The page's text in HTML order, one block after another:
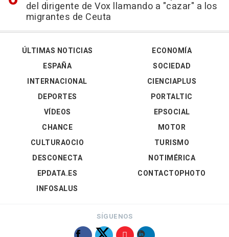
del dirigente de Vox llamando a "cazar" a los
migrantes de Ceuta
ÚLTIMAS NOTICIAS
ESPAÑA
INTERNACIONAL
DEPORTES
VÍDEOS
ECONOMÍA
SOCIEDAD
CIENCIAPLUS
PORTALTIC
EPSOCIAL
CHANCE
CULTURAOCIO
DESCONECTA
EPDATA.ES
INFOSALUS
MOTOR
TURISMO
NOTIMÉRICA
CONTACTOPHOTO
SÍGUENOS